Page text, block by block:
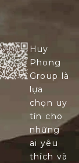
Huy
Phong
Group là
lựa
chọn uy
tín cho
những
ai yêu
thích và